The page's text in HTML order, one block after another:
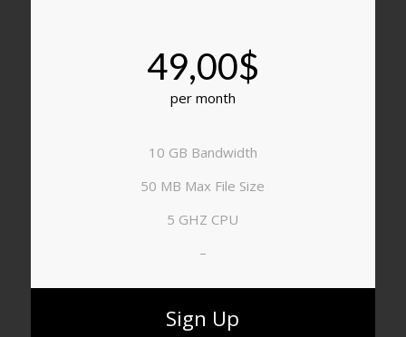
49,00$
per month
10 GB Bandwidth
50 MB Max File Size
5 GHZ CPU
–
Sign Up